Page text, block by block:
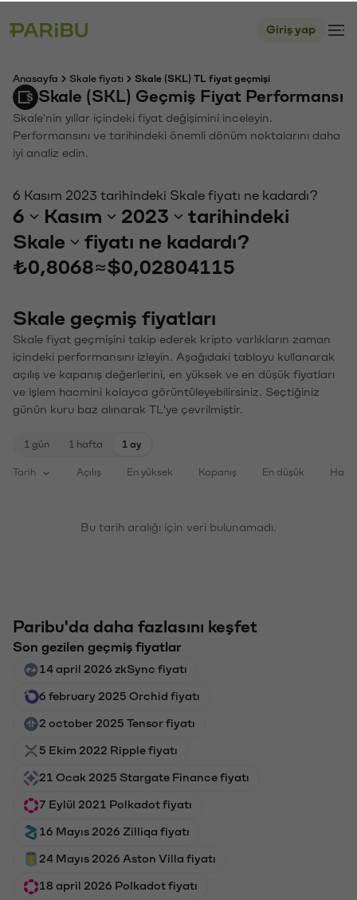
Giriş yap
Anasayfa Skale fiyatı Skale (SKL) TL fiyat geçmişi
Skale (SKL) Geçmiş Fiyat Performansı
Skale'nin yıllar içindeki fiyat değişimini inceleyin.
Performansını ve tarihindeki önemli dönüm noktalarını daha
iyi analiz edin.
6 Kasım 2023 tarihindeki Skale fiyatı ne kadardı?
6 Kasım 2023
tarihindeki
Skale
fiyatı ne kadardı?
₺0,8068≈$0,02804115
Skale geçmiş fiyatları
Skale fiyat geçmişini takip ederek kripto varlıkların zaman
içindeki performansını izleyin. Aşağıdaki tabloyu kullanarak
açılış ve kapanış değerlerini, en yüksek ve en düşük fiyatları
ve işlem hacmini kolayca görüntüleyebilirsiniz. Seçtiğiniz
günün kuru baz alınarak TL'ye çevrilmiştir.
1 gün 1 hafta 1 ay
Tarih Açılış En yüksek Kapanış En düşük
Bu tarih aralığı için veri bulunamadı.
Paribu'da daha fazlasını keşfet
Son gezilen geçmiş fiyatlar
14 april 2026 zkSync fiyatı
6 february 2025 Orchid fiyatı
2 october 2025 Tensor fiyatı
5 Ekim 2022 Ripple fiyatı
21 Ocak 2025 Stargate Finance fiyatı
7 Eylül 2021 Polkadot fiyatı
16 Mayıs 2026 Zilliqa fiyatı
24 Mayıs 2026 Aston Villa fiyatı
18 april 2026 Polkadot fiyatı